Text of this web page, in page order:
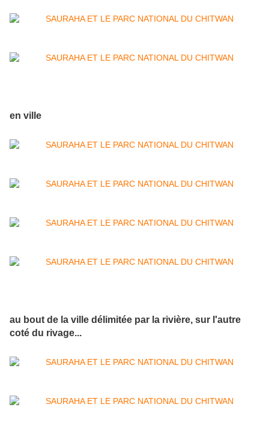
en ville
au bout de la ville délimitée par la rivière, sur l'autre
coté du rivage...